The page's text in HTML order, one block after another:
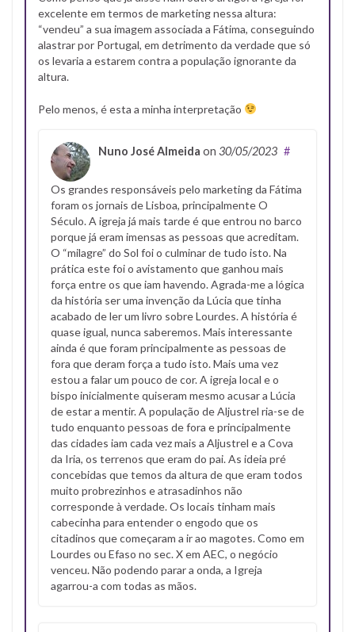
excelente em termos de marketing nessa altura:
“vendeu” a sua imagem associada a Fátima, conseguindo
alastrar por Portugal, em detrimento da verdade que só
os levaria a estarem contra a população ignorante da
altura.
Pelo menos, é esta a minha interpretação
Nuno José Almeida on 30/05/2023 #
Os grandes responsáveis pelo marketing da Fátima
foram os jornais de Lisboa, principalmente O
Século. A igreja já mais tarde é que entrou no barco
porque já eram imensas as pessoas que acreditam.
O “milagre” do Sol foi o culminar de tudo isto. Na
prática este foi o avistamento que ganhou mais
força entre os que iam havendo. Agrada-me a lógica
da história ser uma invenção da Lúcia que tinha
acabado de ler um livro sobre Lourdes. A história é
quase igual, nunca saberemos. Mais interessante
ainda é que foram principalmente as pessoas de
fora que deram força a tudo isto. Mais uma vez
estou a falar um pouco de cor. A igreja local e o
bispo inicialmente quiseram mesmo acusar a Lúcia
de estar a mentir. A população de Aljustrel ria-se de
tudo enquanto pessoas de fora e principalmente
das cidades iam cada vez mais a Aljustrel e a Cova
da Iria, os terrenos que eram do pai. As ideia pré
concebidas que temos da altura de que eram todos
muito probrezinhos e atrasadinhos não
corresponde à verdade. Os locais tinham mais
cabecinha para entender o engodo que os
citadinos que começaram a ir ao magotes. Como em
Lourdes ou Efaso no sec. X em AEC, o negócio
venceu. Não podendo parar a onda, a Igreja
agarrou-a com todas as mãos.